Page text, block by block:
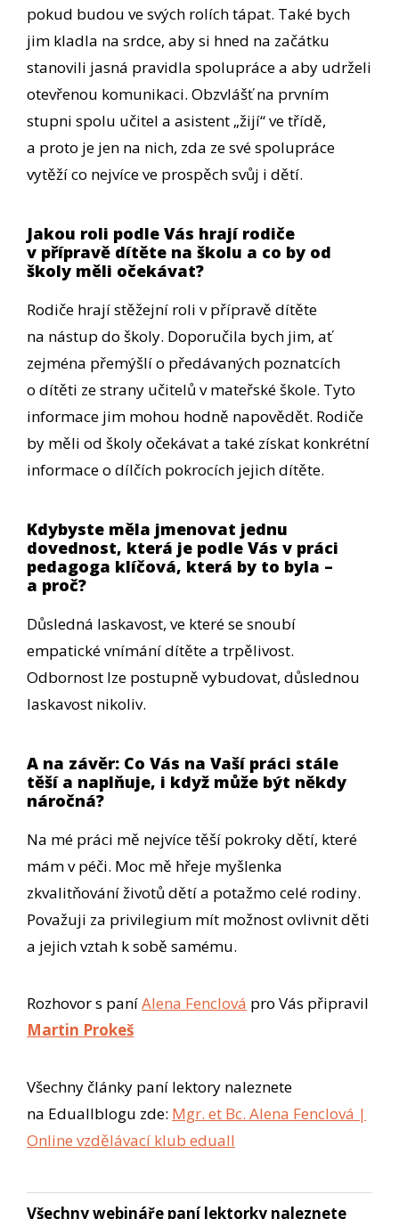
pokud budou ve svých rolích tápat. Také bych
jim kladla na srdce, aby si hned na začátku
stanovili jasná pravidla spolupráce a aby udrželi
otevřenou komunikaci. Obzvlášť na prvním
stupni spolu učitel a asistent „žijí“ ve třídě,
a proto je jen na nich, zda ze své spolupráce
vytěží co nejvíce ve prospěch svůj i dětí.
Jakou roli podle Vás hrají rodiče
v přípravě dítěte na školu a co by od
školy měli očekávat?
Rodiče hrají stěžejní roli v přípravě dítěte
na nástup do školy. Doporučila bych jim, ať
zejména přemýšlí o předávaných poznatcích
o dítěti ze strany učitelů v mateřské škole. Tyto
informace jim mohou hodně napovědět. Rodiče
by měli od školy očekávat a také získat konkrétní
informace o dílčích pokrocích jejich dítěte.
Kdybyste měla jmenovat jednu
dovednost, která je podle Vás v práci
pedagoga klíčová, která by to byla –
a proč?
Důsledná laskavost, ve které se snoubí
empatické vnímání dítěte a trpělivost.
Odbornost lze postupně vybudovat, důslednou
laskavost nikoliv.
A na závěr: Co Vás na Vaší práci stále
těší a naplňuje, i když může být někdy
náročná?
Na mé práci mě nejvíce těší pokroky dětí, které
mám v péči. Moc mě hřeje myšlenka
zkvalitňování životů dětí a potažmo celé rodiny.
Považuji za privilegium mít možnost ovlivnit děti
a jejich vztah k sobě samému.
Rozhovor s paníAlena Fenclová pro Vás připravil
Martin Prokeš
Všechny články paní lektory naleznete
na Eduallblogu zde: Mgr. et Bc. Alena Fenclová |
Online vzdělávací klub eduall
Všechny webináře paní lektorky naleznete